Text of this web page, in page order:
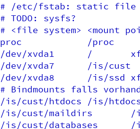
# /etc/fstab: static file
# TODO: sysfs?
# <file system> <mount
proc            /proc
/dev/xvda1      /
/dev/xvda7      /is/cust
/dev/xvda8      /is/ssd
# Bindmounts falls
/is/cust/htdocs /is/
/is/cust/maildirs       /
/is/cust/databases      /